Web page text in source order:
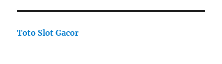
Toto Slot Gacor